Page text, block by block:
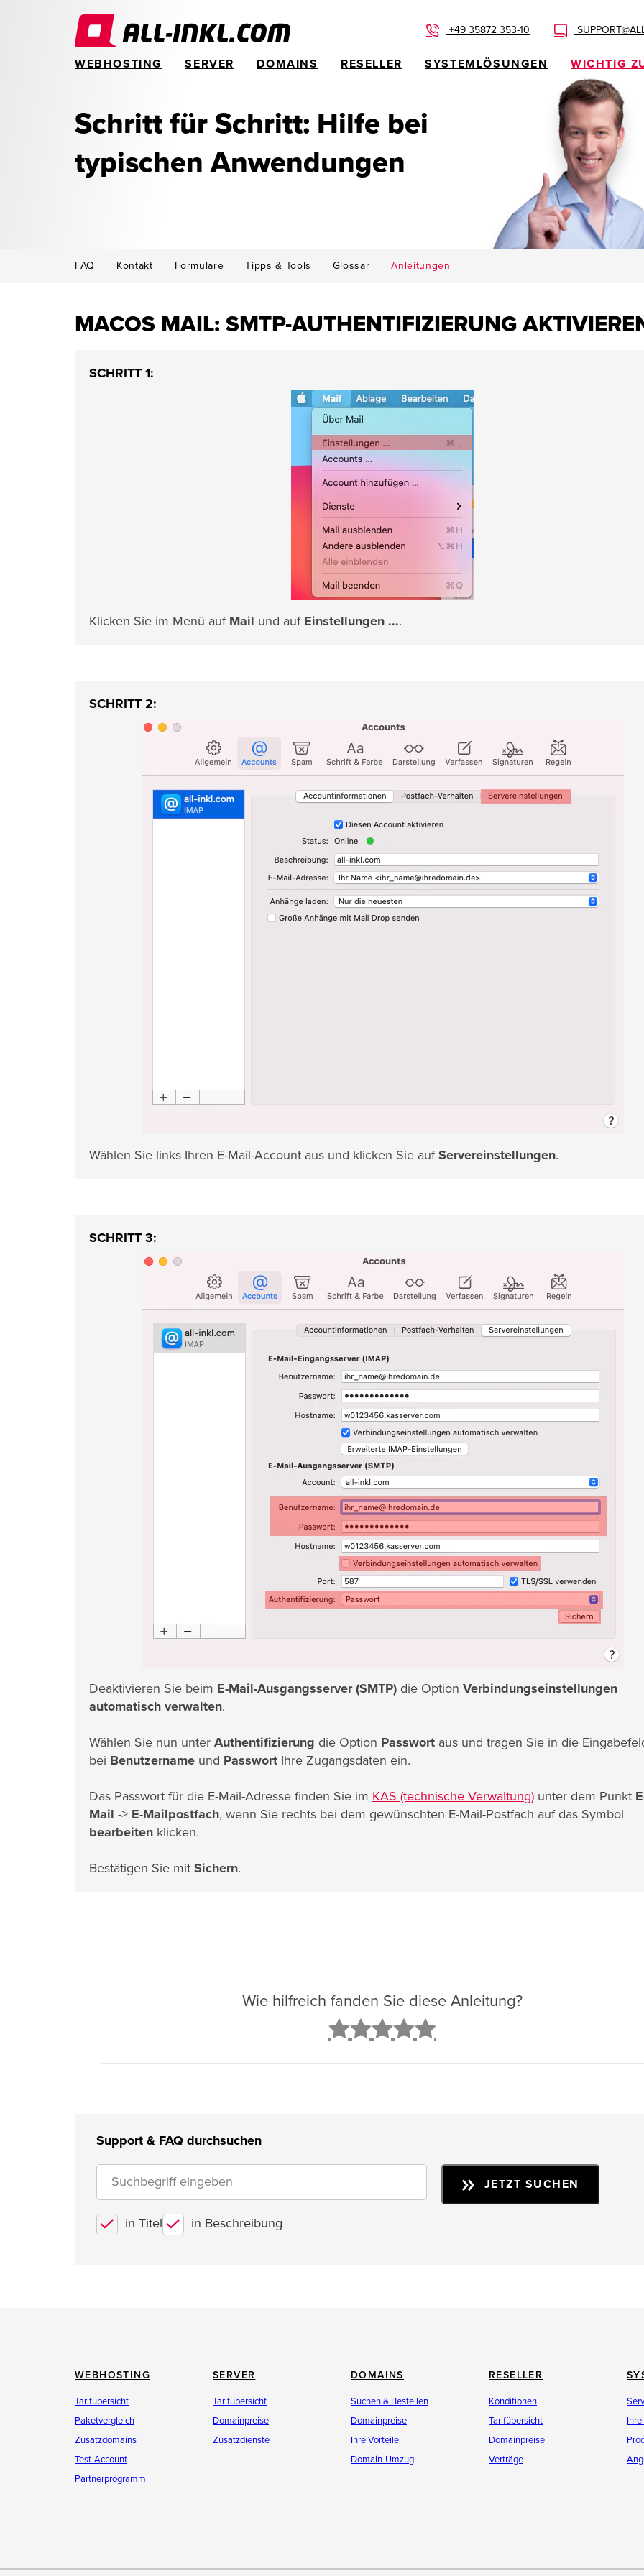
+49 35872 353-10
WEBHOSTING SERVER DOMAINS RESELLER SYSTEMLÖSUNGEN WICHTIG
Schritt für Schritt: Hilfe bei
typischen Anwendungen
FAQ Kontakt Formulare Tipps & Tools Glossar Anleitungen
MACOS MAIL: SMTP-AUTHENTIFIZIERUNG
SCHRITT 1:
Klicken Sie im Menü auf Mail und auf Einstellungen ....
SCHRITT 2:
Wählen Sie links Ihren E-Mail-Account aus und klicken Sie aufServereinstellungen.
SCHRITT 3:
Deaktivieren Sie beim E-Mail-Ausgangsserver (SMTP) die Option Verbindungseinstellungen
automatisch verwalten.
Wählen Sie nun unter Authentifizierung die Option Passwort aus und tragen Sie in die
bei Benutzername und Passwort Ihre Zugangsdaten ein.
Das Passwort für die E-Mail-Adresse finden Sie im KAS (technische Verwaltung) unter dem Punkt
Mail -> E-Mailpostfach, wenn Sie rechts bei dem gewünschten E-Mail-Postfach auf das Symbol
bearbeiten klicken.
Bestätigen Sie mit Sichern.
Wie hilfreich fanden Sie diese Anleitung?
Support & FAQ durchsuchen
in Titel in Beschreibung
JETZT SUCHEN
WEBHOSTING
Tarifübersicht
Paketvergleich
Zusatzdomains
Test-Account
Partnerprogramm
SERVER
Tarifübersicht
Domainpreise
Zusatzdienste
DOMAINS
Suchen & Bestellen
Domainpreise
Ihre Vorteile
Domain-Umzug
RESELLER
Konditionen
Tarifübersicht
Domainpreise
Verträge